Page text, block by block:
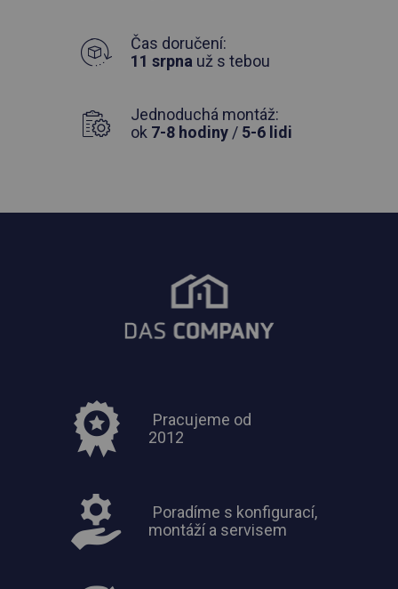
Čas doručení:
11 srpna už s tebou
Jednoduchá montáž:
ok 7-8 hodiny / 5-6 lidi
Pracujeme od
2012
Poradíme s konfigurací,
montáží a servisem